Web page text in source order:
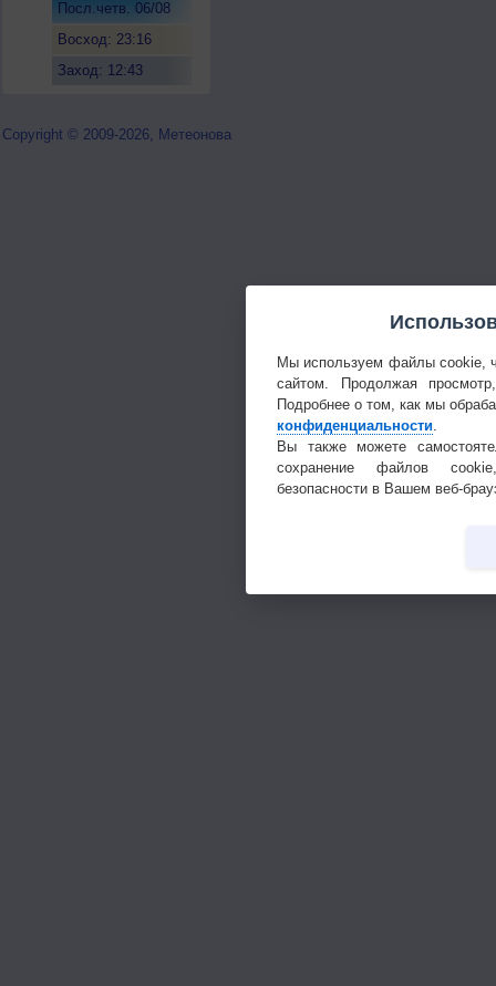
Посл.четв. 06/08
Восход: 23:16
Заход: 12:43
Copyright © 2009-2026, Метеонова
Мы используем файлы cookie,
сайтом. Продолжая
Подробнее о том, как мы
конфиденциальности.
Вы также можете
сохранение файлов
безопасности в Вашем веб-